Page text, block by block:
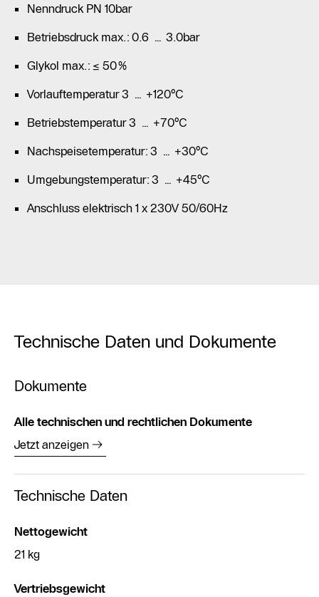
Nenndruck PN 10bar
Betriebsdruck max.: 0.6 … 3.0bar
Glykol max.: ≤ 50%
Vorlauftemperatur 3 … +120°C
Betriebstemperatur 3 … +70°C
Nachspeisetemperatur: 3 … +30°C
Umgebungstemperatur: 3 … +45°C
Anschluss elektrisch 1 x 230V 50/60Hz
Technische Daten und Dokumente
Dokumente
Alle technischen und rechtlichen Dokumente
Jetzt anzeigen
Technische Daten
Nettogewicht
21 kg
Vertriebsgewicht